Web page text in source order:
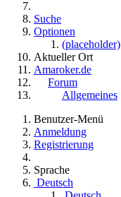
Suche
Optionen
(placeholder)
Aktueller Ort
Amaroker.de
Forum
Allgemeines
Benutzer-Menü
Anmeldung
Registrierung
Sprache
Deutsch